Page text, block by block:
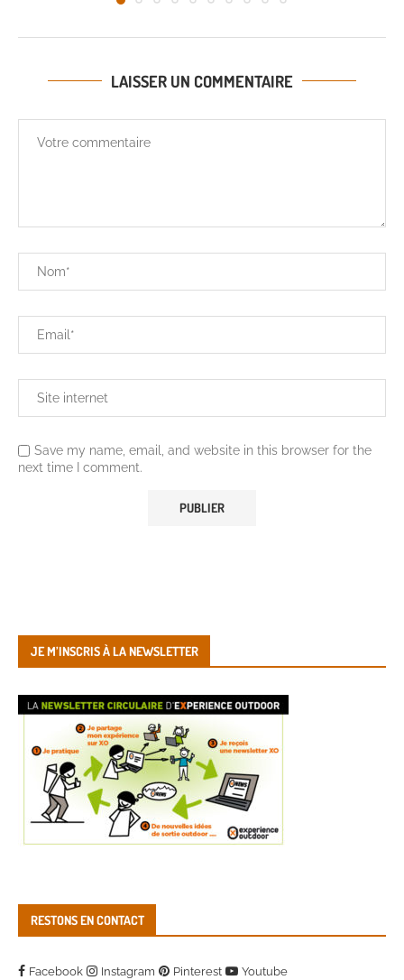
LAISSER UN COMMENTAIRE
Save my name, email, and website in this browser for the
next time I comment.
JE M’INSCRIS À LA NEWSLETTER
RESTONS EN CONTACT
Facebook Instagram Pinterest Youtube